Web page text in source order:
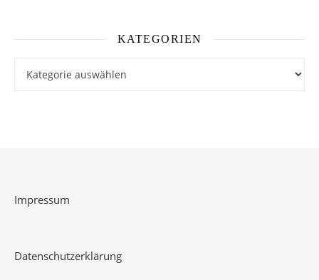
KATEGORIEN
Impressum
Datenschutzerklärung